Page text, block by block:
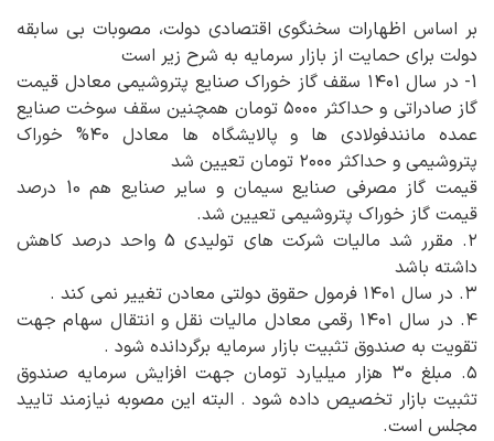
بر اساس اظهارات سخنگوی اقتصادی دولت، مصوبات بی سابقه
دولت برای حمایت از بازار سرمایه به شرح زیر است
1- در سال ۱۴۰۱ سقف گاز خوراک صنایع پتروشیمی معادل قیمت
گاز صادراتی و حداکثر ۵۰۰۰ تومان همچنین سقف سوخت صنایع
عمده مانندفولادی ها و پالایشگاه ها معادل ۴۰% خوراک
پتروشیمی و حداکثر ۲۰۰۰ تومان تعیین شد
قیمت گاز مصرفی صنایع سیمان و سایر صنایع هم 10 درصد
قیمت گاز خوراک پتروشیمی تعیین شد.
۲. مقرر شد مالیات شرکت های تولیدی 5 واحد درصد کاهش
داشته باشد
۳. در سال ۱۴۰۱ فرمول حقوق دولتی معادن تغییر نمی کند .
۴. در سال ۱۴۰۱ رقمی معادل مالیات نقل و انتقال سهام جهت
تقویت به صندوق تثبیت بازار سرمایه برگردانده شود .
۵. مبلغ ۳۰ هزار میلیارد تومان جهت افزایش سرمایه صندوق
تثبیت بازار تخصیص داده شود . البته این مصوبه نیازمند تایید
مجلس است.